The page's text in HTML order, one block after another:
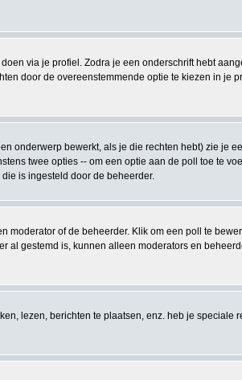
via je profiel. Zodra je een onderschrift hebt
door de overeenstemmende optie te kiezen in je
onderwerp bewerkt, als je die rechten hebt) zie je
twee opties -- om een optie aan de poll toe te
is ingesteld door de beheerder.
moderator of de beheerder. Klik om een poll te
gestemd is, kunnen alleen moderators en
lezen, berichten te plaatsen, enz. heb je